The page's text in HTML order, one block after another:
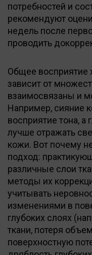
потребностей и
рекомендуют
недель после
проводить
Общее восприятие
зависит от
взаимосвязаны и
Например, сияние
восприятие тона,
лучше отражать
кожи. Вот почему
подход:
различные слои
методы их
учитывать
изменениями в
глубоких слоях
ткани, потеря
поверхностную